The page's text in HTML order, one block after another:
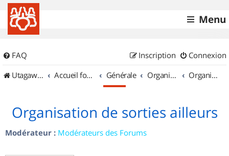
Menu
FAQ Connexion
Inscription
UtagawaVTT (Randos VTT et VTTAE avec traces GPS)
Accueil forum Générale Organisation de sorties & Recherche de partenaires Organisation de sorties ailleurs
Organisation de sorties ailleurs
Modérateur : Modérateurs des Forums